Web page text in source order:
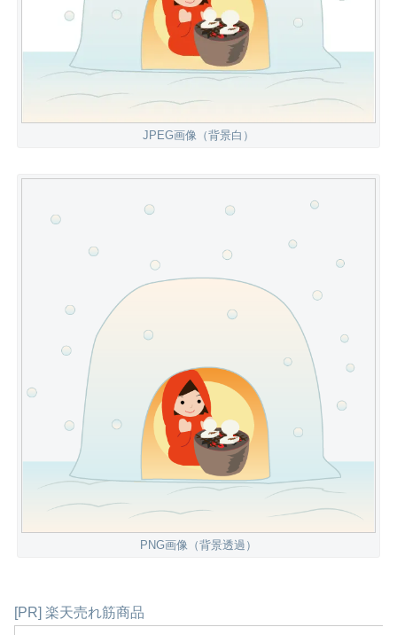
JPEG画像（背景白）
PNG画像（背景透過）
[PR] 楽天売れ筋商品